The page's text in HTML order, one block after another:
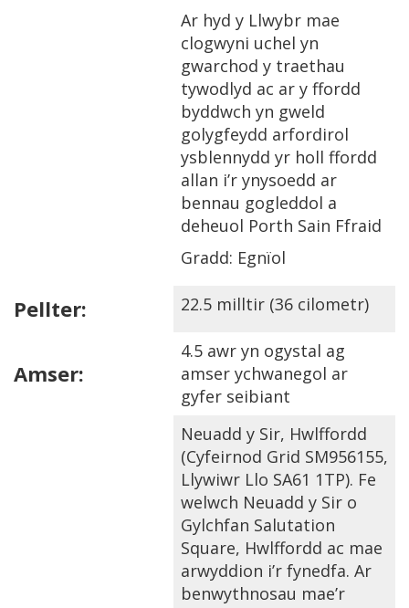
Ar hyd y Llwybr mae
clogwyni uchel yn
gwarchod y traethau
tywodlyd ac ar y ffordd
byddwch yn gweld
golygfeydd arfordirol
ysblennydd yr holl ffordd
allan i’r ynysoedd ar
bennau gogleddol a
deheuol Porth Sain Ffraid
Gradd: Egnïol
Pellter: 22.5 milltir (36 cilometr)
Amser:
4.5 awr yn ogystal ag
amser ychwanegol ar
gyfer seibiant
Neuadd y Sir, Hwlffordd
(Cyfeirnod Grid SM956155,
Llywiwr Llo SA61 1TP). Fe
welwch Neuadd y Sir o
Gylchfan Salutation
Square, Hwlffordd ac mae
arwyddion i’r fynedfa. Ar
benwythnosau mae’r